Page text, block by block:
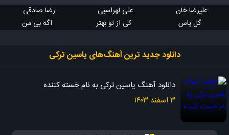
علیرضا خان
گل یاس
علی لهراسبی
کی از تو بهتر
رضا صادقی
اگه بی من
دانلود جدید ‌ترین آهنگ‌های یاسین ترکی
دانلود آهنگ یاسین ترکی به نام خسته کننده
۳ اسفند ۱۴۰۳